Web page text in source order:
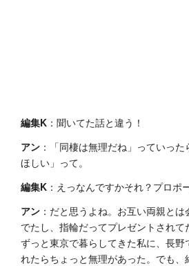
編集K ：聞いてた話と違う！
アン ：「同棲は無理だね」っていっ
ほしい」って。
編集K ：えっなんですかそれ？プロポ
アン ：だと思うよね。お互い両親と
でたし、指輪だってプレゼントされて
ずっと東京で暮らしてきた私に、長
れたらちょっと無理があった。でも